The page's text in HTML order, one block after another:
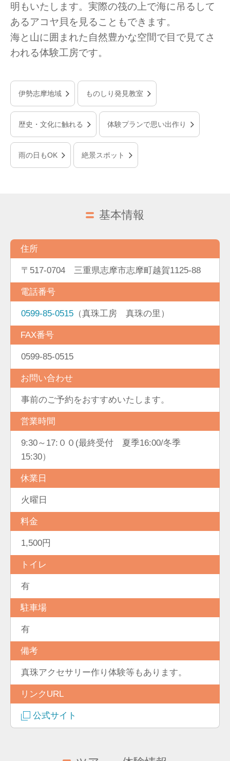
明もいたします。実際の筏の上で海に吊るして
あるアコヤ貝を見ることもできます。
海と山に囲まれた自然豊かな空間で目で見てさ
われる体験工房です。
伊勢志摩地域 ものしり発見教室
歴史・文化に触れる 体験プランで思い出作り
雨の日もOK 絶景スポット
基本情報
住所
〒517-0704 三重県志摩市志摩町越賀1125-88
電話番号
0599-85-0515 （真珠工房 真珠の里）
FAX番号
0599-85-0515
お問い合わせ
事前のご予約をおすすめいたします。
営業時間
9:30～17:００(最終受付 夏季16:00/冬季
15:30）
休業日
火曜日
料金
1,500円
トイレ
有
駐車場
有
備考
真珠アクセサリー作り体験等もあります。
リンクURL
公式サイト